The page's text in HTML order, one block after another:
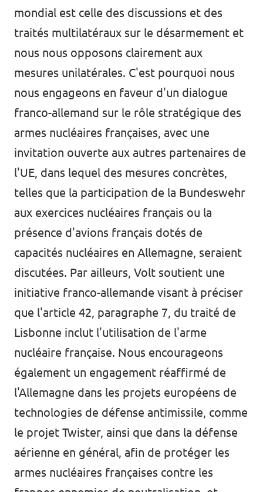
mondial est celle des discussions et des
traités multilatéraux sur le désarmement et
nous nous opposons clairement aux
mesures unilatérales. C'est pourquoi nous
nous engageons en faveur d'un dialogue
franco-allemand sur le rôle stratégique des
armes nucléaires françaises, avec une
invitation ouverte aux autres partenaires de
l'UE, dans lequel des mesures concrètes,
telles que la participation de la Bundeswehr
aux exercices nucléaires français ou la
présence d'avions français dotés de
capacités nucléaires en Allemagne, seraient
discutées. Par ailleurs, Volt soutient une
initiative franco-allemande visant à préciser
que l'article 42, paragraphe 7, du traité de
Lisbonne inclut l'utilisation de l'arme
nucléaire française. Nous encourageons
également un engagement réaffirmé de
l'Allemagne dans les projets européens de
technologies de défense antimissile, comme
le projet Twister, ainsi que dans la défense
aérienne en général, afin de protéger les
armes nucléaires françaises contre les